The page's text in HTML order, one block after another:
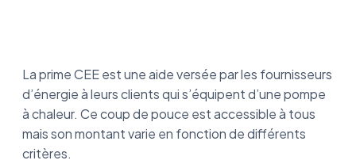
La prime CEE est une aide versée par les fournisseurs
d’énergie à leurs clients qui s’équipent d’une pompe
à chaleur. Ce coup de pouce est accessible à tous
mais son montant varie en fonction de différents
critères.